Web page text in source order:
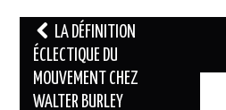
Post
navigation
LA DÉFINITION
ÉCLECTIQUE DU
MOUVEMENT CHEZ
WALTER BURLEY